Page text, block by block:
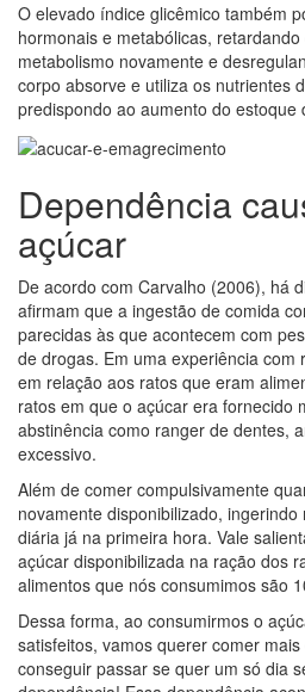
O elevado índice glicêmico também
hormonais e metabólicas,
metabolismo novamente e
corpo absorve e utiliza os nutrientes
predispondo ao aumento do estoque
Dependência
açúcar
De acordo com Carvalho (2006), há
afirmam que a ingestão de comida
parecidas às que acontecem com
de drogas. Em uma experiência com
em relação aos ratos que eram
ratos em que o açúcar era fornecido
abstinência como ranger de dentes,
excessivo.
Além de comer compulsivamente
novamente disponibilizado,
diária já na primeira hora. Vale
açúcar disponibilizada na ração dos
alimentos que nós consumimos são
Dessa forma, ao consumirmos o
satisfeitos, vamos querer comer
conseguir passar se quer um só dia